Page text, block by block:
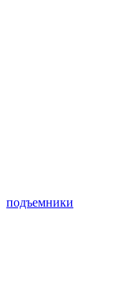
подъемники